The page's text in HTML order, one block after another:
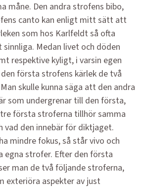
måne. Den andra strofens bibo,
canto kan enligt mitt sätt att
som hos Karlfeldt så ofta
Medan livet och döden
respektive kyligt, i varsin egen
första strofens kärlek de två
skulle kunna säga att den andra
som undergrenar till den första,
första stroferna tillhör samma
vad den innebär för diktjaget.
mindre fokus, så står vivo och
egna strofer. Efter den första
man de två följande stroferna,
exteriöra aspekter av just